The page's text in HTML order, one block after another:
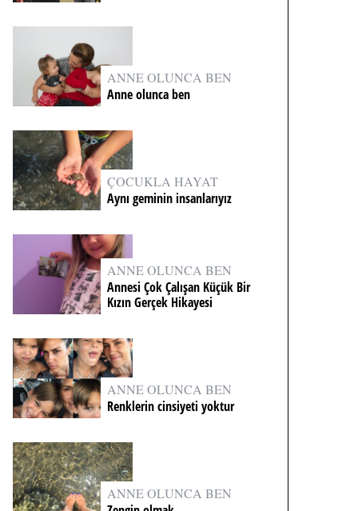
ANNE OLUNCA BEN
Anne olunca ben
ÇOCUKLA HAYAT
Aynı geminin insanlarıyız
ANNE OLUNCA BEN
Annesi Çok Çalışan Küçük Bir
Kızın Gerçek Hikayesi
ANNE OLUNCA BEN
Renklerin cinsiyeti yoktur
ANNE OLUNCA BEN